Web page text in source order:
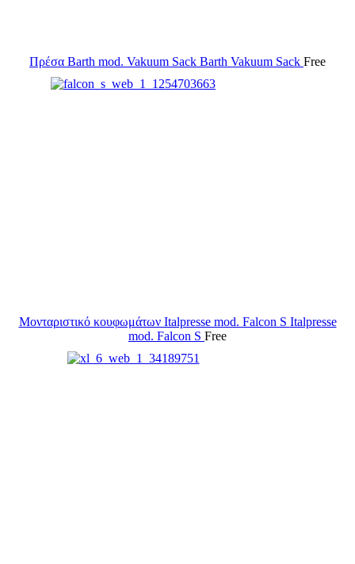
Πρέσα Barth mod. Vakuum Sack Barth Vakuum Sack Free
Μονταριστικό κουφωμάτων Italpresse mod. Falcon S Italpresse
mod. Falcon S Free